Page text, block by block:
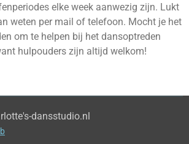
elke week aanwezig zijn. Lukt
weten per mail of telefoon. Mocht je het
om te helpen bij het dansoptreden
hulpouders zijn altijd welkom!
dansstudio.nl